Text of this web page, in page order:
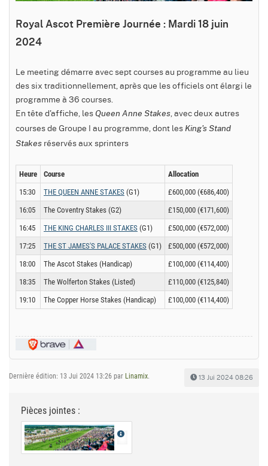
Royal Ascot Première Journée : Mardi 18 juin
2024
Le meeting démarre avec sept courses au programme au lieu
des six traditionnellement, après que les officiels ont élargi le
programme à 36 courses.
En tête d'affiche, les Queen Anne Stakes , avec deux autres
courses de Groupe I au programme, dont les King's Stand
Stakes réservés aux sprinters
Heure Course
Allocation
15:30
THE QUEEN ANNE STAKES (G1)
£600,000 (€686,400)
16:05
The Coventry Stakes (G2)
£150,000 (€171,600)
16:45
THE KING CHARLES III STAKES (G1)
£500,000 (€572,000)
17:25
THE ST JAMES'S PALACE STAKES (G1)
£500,000 (€572,000)
18:00
The Ascot Stakes (Handicap)
£100,000 (€114,400)
18:35
The Wolferton Stakes (Listed)
£110,000 (€125,840)
19:10
The Copper Horse Stakes (Handicap) £100,000 (€114,400)
Dernière édition: 13 Jui 2024 13:26 par Linamix. 13 Jui 2024 08:26
Pièces jointes :